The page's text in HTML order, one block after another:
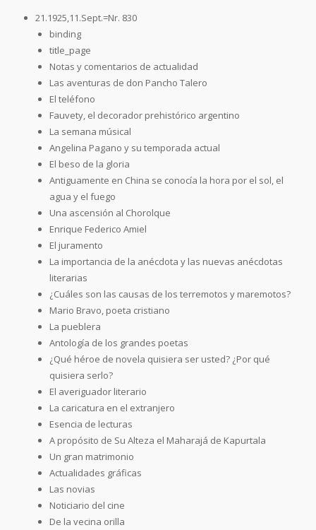
21.1925,11.Sept.=Nr. 830
binding
title_page
Notas y comentarios de actualidad
Las aventuras de don Pancho Talero
El teléfono
Fauvety, el decorador prehistórico argentino
La semana músical
Angelina Pagano y su temporada actual
El beso de la gloria
Antiguamente en China se conocía la hora por el sol, el
agua y el fuego
Una ascensión al Chorolque
Enrique Federico Amiel
El juramento
La importancia de la anécdota y las nuevas anécdotas
literarias
¿Cuáles son las causas de los terremotos y maremotos?
Mario Bravo, poeta cristiano
La pueblera
Antología de los grandes poetas
¿Qué héroe de novela quisiera ser usted? ¿Por qué
quisiera serlo?
El averiguador literario
La caricatura en el extranjero
Esencia de lecturas
A propósito de Su Alteza el Maharajá de Kapurtala
Un gran matrimonio
Actualidades gráficas
Las novias
Noticiario del cine
De la vecina orilla